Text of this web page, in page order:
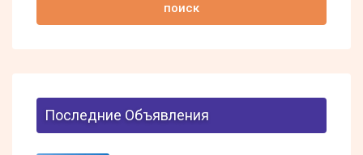
поиск
Последние Объявления